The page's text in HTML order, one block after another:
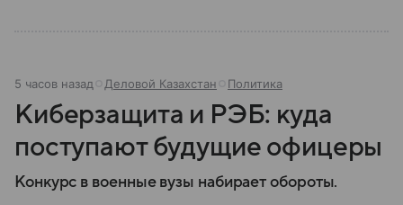
5 часов назад Деловой Казахстан Политика
Киберзащита и РЭБ: куда
поступают будущие офицеры
Конкурс в военные вузы набирает обороты.